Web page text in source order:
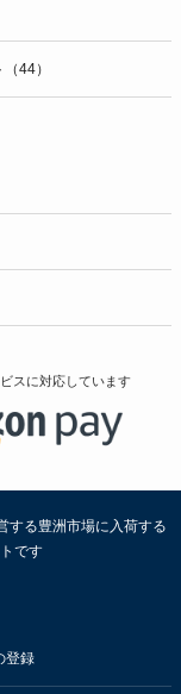
44）
スに対応しています
する豊洲市場に入荷する
です
登録